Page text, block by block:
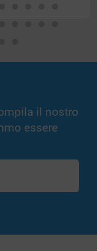
il nostro
essere